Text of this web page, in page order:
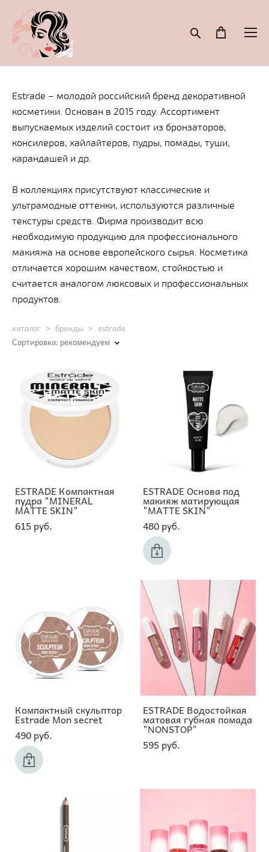
Estrade – молодой российский бренд декоративной
косметики. Основан в 2015 году. Ассортимент
выпускаемых изделий состоит из бронзаторов,
консилеров, хайлайтеров, пудры, помады, туши,
карандашей и др.
В коллекциях присутствуют классические и
ультрамодные оттенки, используются различные
текстуры средств. Фирма производит всю
необходимую продукцию для профессионального
макияжа на основе европейского сырья. Косметика
отличается хорошим качеством, стойкостью и
считается аналогом люксовых и профессиональных
продуктов.
каталог > бренды > estrade
Сортировка:рекомендуем
ESTRADE Компактная
пудра "MINERAL
MATTE SKIN"
615 pуб.
ESTRADE Основа под
макияж матирующая
"MATTE SKIN"
480 pуб.
Компактный скульптор
Estrade Mon secret
490 pуб.
ESTRADE Водостойкая
матовая губная помада
"NONSTOP"
595 pуб.